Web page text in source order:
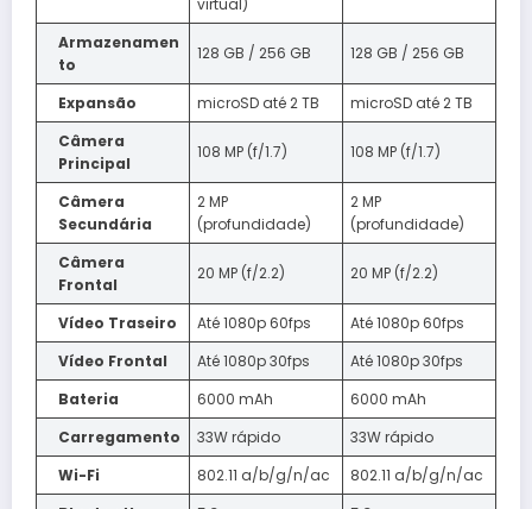
Armazenamen
to
128 GB / 256 GB 128 GB / 256 GB
Expansão microSD até 2 TB
microSD até 2 TB
Câmera
Principal
108 MP (f/1.7) 108 MP (f/1.7)
Câmera
Secundária
2 MP
(profundidade)
2 MP
(profundidade)
Câmera
Frontal
20 MP (f/2.2) 20 MP (f/2.2)
Vídeo Traseiro Até 1080p 60fps
Até 1080p 60fps
Vídeo Frontal
Até 1080p 30fps
Até 1080p 30fps
Bateria
6000 mAh
6000 mAh
Carregamento
33W rápido
33W rápido
Wi-Fi
802.11 a/b/g/n/ac
802.11 a/b/g/n/ac